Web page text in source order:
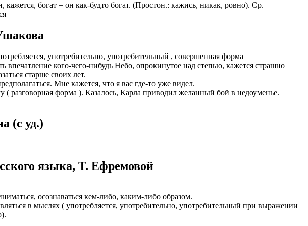
контракта> заказываем
предприятие и место проживание.
РЕГИОНА РФ!
в другие страны в нашем профиле.
разнорабочий, комплектовщик,
услуги (например помочь в
дополнительную плату.
менеджер, представитель,
банковский курьер, курьер банка,
продажи.
богат = он как-будто богат. (Простон.: кажись, никак, ровно). Ср.
употребительно, употребительный , совершенная форма
впечатление кого-чего-нибудь Небо, опрокинутое над степью, кажется страшно
старше своих лет.
Мне кажется, что я вас где-то уже видел.
( разговорная форма ). Казалось, Карла приводил желанный бой в недоуменье.
(c уд.)
языка, Т. Ефремовой
осознаваться кем-либо, каким-либо образом.
в мыслях ( употребляется, употребительно, употребительный при выражении